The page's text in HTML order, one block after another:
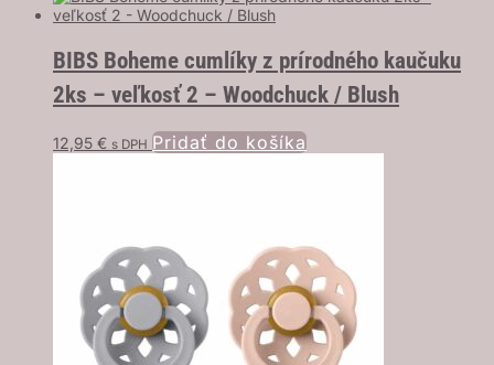
BIBS Boheme cumlíky z prírodného kaučuku
2ks – veľkosť 2 – Woodchuck / Blush
12,95 € s DPH Pridať do košíka